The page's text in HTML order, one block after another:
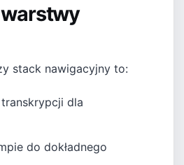
warstwy
stack nawigacyjny to:
dla
do dokładnego